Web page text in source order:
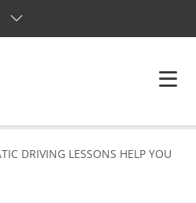
DRIVING LESSONS HELP YOU